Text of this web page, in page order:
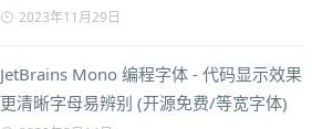
2023年11月29日
JetBrains Mono 编程字体 - 代码显示效果
更清晰字母易辨别 (开源免费/等宽字体)